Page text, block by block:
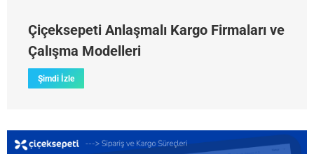
Çiçeksepeti Anlaşmalı Kargo Firmaları ve
Çalışma Modelleri
Şimdi İzle